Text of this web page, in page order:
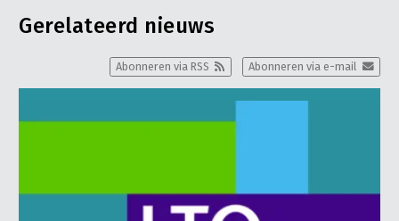
Gerelateerd nieuws
Abonneren via e-mail
Abonneren via RSS